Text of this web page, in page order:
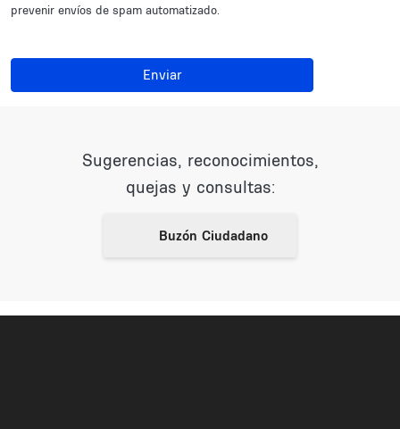
prevenir envíos de spam automatizado.
Enviar
Sugerencias, reconocimientos,
quejas y consultas: